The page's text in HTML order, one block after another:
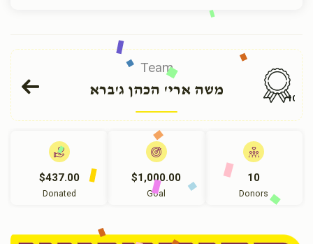
Team
משה ארי' הכהן ג'ברא 102
$437.00
Donated
$1,000.00
Goal
10
Donors